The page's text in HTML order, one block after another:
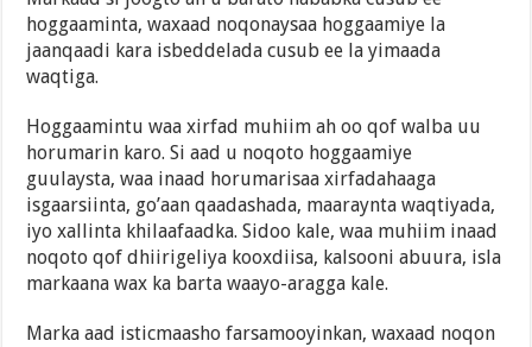
hoggaaminta, waxaad noqonaysaa hoggaamiye la
jaanqaadi kara isbeddelada cusub ee la yimaada
waqtiga.
Hoggaamintu waa xirfad muhiim ah oo qof walba uu
horumarin karo. Si aad u noqoto hoggaamiye
guulaysta, waa inaad horumarisaa xirfadahaaga
isgaarsiinta, go’aan qaadashada, maaraynta waqtiyada,
iyo xallinta khilaafaadka. Sidoo kale, waa muhiim inaad
noqoto qof dhiirigeliya kooxdiisa, kalsooni abuura, isla
markaana wax ka barta waayo-aragga kale.
Marka aad isticmaasho farsamooyinkan, waxaad noqon